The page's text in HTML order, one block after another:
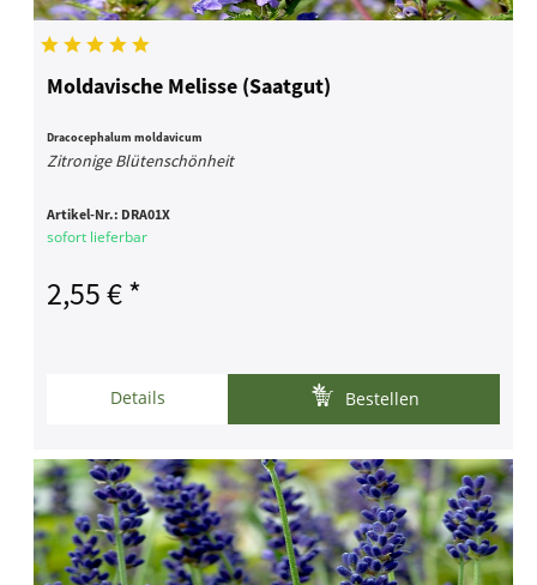
Moldavische Melisse (Saatgut)
Dracocephalum moldavicum
Zitronige Blütenschönheit
Artikel-Nr.: DRA01X
sofort lieferbar
2,55 € *
Details Bestellen